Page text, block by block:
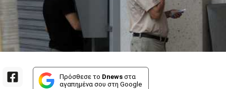
Πρόσθεσε το Dnews στα
αγαπημένα σου στη Google